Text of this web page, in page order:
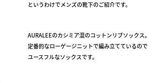
というわけでメンズの靴下のご紹介です。
AURALEEのカシミア混のコットンリブソックス。
定番的なローゲージニットで編み立てているので
ユースフルなソックスです。